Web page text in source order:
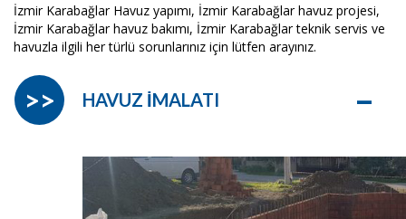
İzmir Karabağlar Havuz yapımı, İzmir Karabağlar havuz projesi,
İzmir Karabağlar havuz bakımı, İzmir Karabağlar teknik servis ve
havuzla ilgili her türlü sorunlarınız için lütfen arayınız.
HAVUZ İMALATI –
>>